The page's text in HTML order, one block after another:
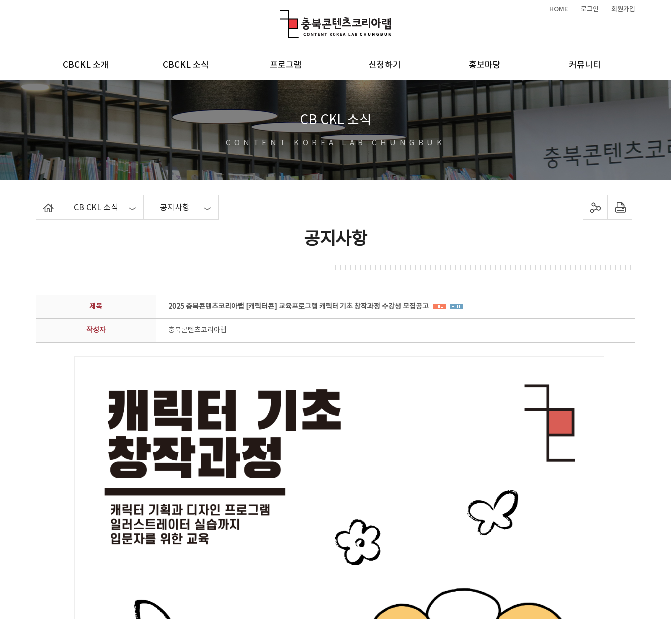
HOME 로그인 회원가입
메뉴
CBCKL 소개 CBCKL 소식 프로그램 신청하기 홍보마당 커뮤니티
CB CKL 소식
CONTENT KOREA LAB CHUNGBUK
CB CKL 소식 공지사항 sns 공유하기 프린트하기
공지사항
공지사항 상세보기 - 제목, 담당부서, 담당자, 담당연락처, 내용, 첨부파일 정보 제공
제목 2025 충북콘텐츠코리아랩 [캐릭터콘] 교육프로그램 캐릭터 기초 창작과정 수강생 모집공고
작성자 충북콘텐츠코리아랩